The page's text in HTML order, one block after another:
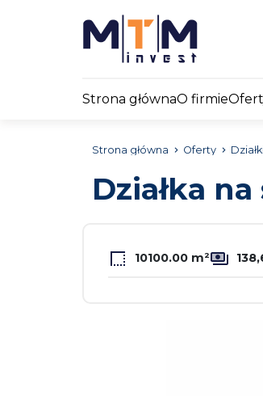
Strona głównaO firmie
Strona główna Oferty
Działka
10100.00 m²